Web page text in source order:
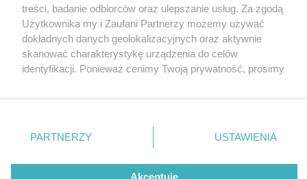
Ruda slaska swieto miasta
Nie zapomnij
zapoznać się z:
polityką prywatności regulamin korzystania z portali
Twojemiasto
Piekary Śląskie
Chorzów
Tarnowskie Góry
Gliwice
Skontakuj sięz nami
Kontakt
Wydawca
Redakcja
treści, badanie odbiorców oraz ulepszanie usług. Za zgodą
Użytkownika my i Zaufani Partnerzy możemy używać
dokładnych danych geolokalizacyjnych oraz aktywnie
skanować charakterystykę urządzenia do celów
identyfikacji. Ponieważ cenimy Twoją prywatność, prosimy
prywatności znajdujący się w lewym dolnym rogu strony
. Niektóre rodzaje przetwarzania danych nie wymagają
zgody użytkownika, ale masz prawo sprzeciwić się
takiemu przetwarzaniu. Preferencje będą miały
PARTNERZY USTAWIENIA
Akceptuję